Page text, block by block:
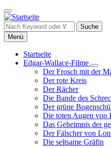
Direkt
zum
Inhalt
Suche
Menü
Hauptnavigation
Startseite
Edgar-Wallace-Filme
von
Filme
Der Frosch mit der
Der rote Kreis
Der Rächer
Die Bande des
Der grüne
Die toten Augen von
Das Geheimnis der
Der Fälscher von
Die seltsame Gräfin